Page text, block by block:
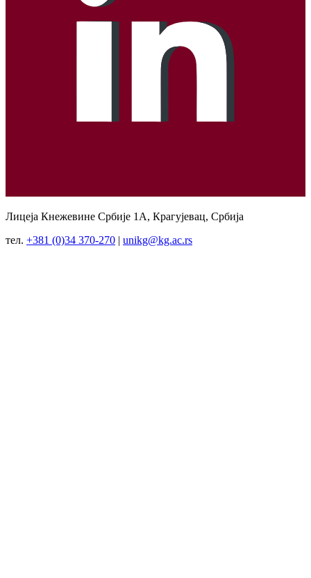
Лицеја Кнежевине Србије 1А, Крагујевац, Србија
тел. +381 (0)34 370-270 | unikg@kg.ac.rs